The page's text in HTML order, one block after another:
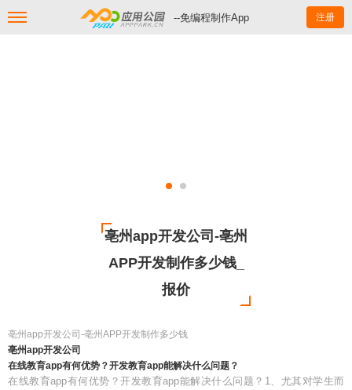
--免编程制作App 注册
亳州app开发公司-亳州
APP开发制作多少钱_
报价
亳州app开发公司-亳州APP开发制作多少钱
亳州app开发公司
在线教育app有何优势？开发教育app能解决什么问题？
在线教育app有何优势？开发教育app能解决什么问题？1、尤其对学生而